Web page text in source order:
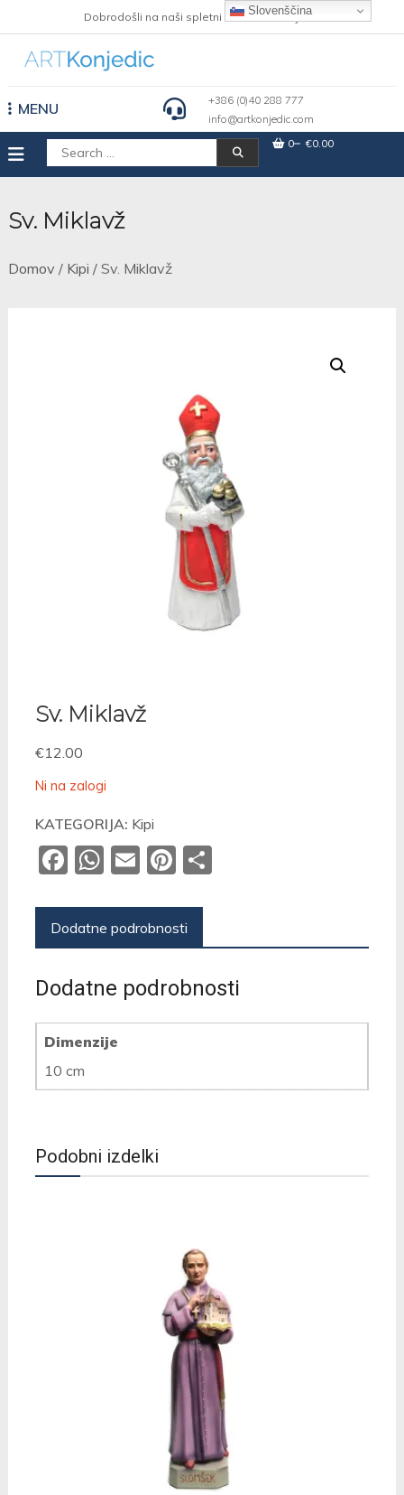
to
content
Dobrodošli na naši spletni strani Art Konjedic
MENU
+386 (0)40 288 777
info@artkonjedic.com
Išči: 0 €0.00
Sv. Miklavž
Domov / Kipi / Sv. Miklavž
Sv. Miklavž
€12.00
Ni na zalogi
KATEGORIJA: Kipi
Facebook
WhatsApp
EmailPinterest
Share
Dodatne podrobnosti
Dodatne podrobnosti
Dimenzije
10 cm
Podobni izdelki
Slovenščina